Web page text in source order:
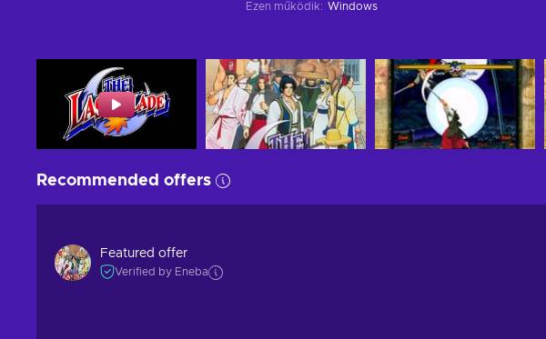
Ezen működik: Windows
Recommended offers
Featured offer
Verified by Eneba